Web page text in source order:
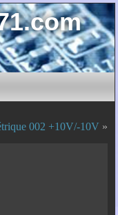
002 +10V/-10V »